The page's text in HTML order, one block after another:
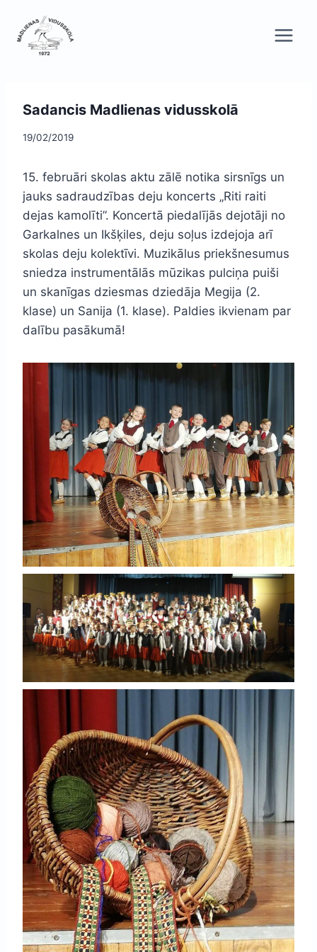
content
Sadancis Madlienas vidusskolā
19/02/2019
15. februāri skolas aktu zālē notika sirsnīgs un
jauks sadraudzības deju koncerts „Riti raiti
dejas kamolīti”. Koncertā piedalījās dejotāji no
Garkalnes un Ikšķiles, deju soļus izdejoja arī
skolas deju kolektīvi. Muzikālus priekšnesumus
sniedza instrumentālās mūzikas pulciņa puiši
un skanīgas dziesmas dziedāja Megija (2.
klase) un Sanija (1. klase). Paldies ikvienam par
dalību pasākumā!